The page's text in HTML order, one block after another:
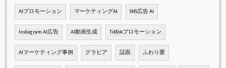
AIプロモーション マーケティングAI SNS広告 AI
Instagram AI広告 AI動画生成 TikTokプロモーション
AIマーケティング事例 グラビア 誌面 ふわり愛